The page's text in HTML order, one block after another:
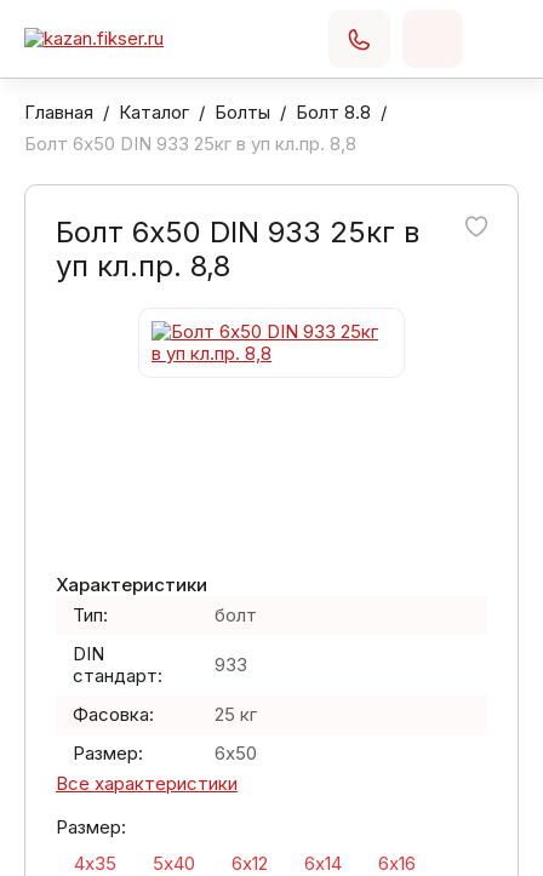
Главная Каталог Болты
Болт 8.8
Болт 6х50 DIN 933 25кг в уп кл.пр. 8,8
Болт 6х50 DIN 933 25кг в
уп кл.пр. 8,8
Характеристики
Тип:
болт
DIN
стандарт:
933
Фасовка:
25 кг
Размер:
6х50
Все характеристики
Размер:
4х35
5х40 6х12 6х14 6х16